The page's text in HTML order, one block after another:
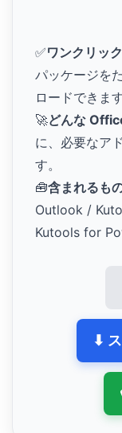
✅ワンクリッ
パッケージを
ロードできます
🚀どんな
に、必要なア
す。
🧰含まれるも
Outlook /
Kutools for
⬇